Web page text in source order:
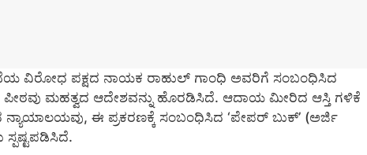
ವಿರೋಧ ಪಕ್ಷದ ನಾಯಕ ರಾಹುಲ್ ಗಾಂಧಿ ಅವರಿಗೆ ಸಂಬಂಧಿಸಿದ
ಮಹತ್ವದ ಆದೇಶವನ್ನು ಹೊರಡಿಸಿದೆ. ಆದಾಯ ಮೀರಿದ ಆಸ್ತಿ ಗಳಿಕೆ
ಈ ಪ್ರಕರಣಕ್ಕೆ ಸಂಬಂಧಿಸಿದ ‘ಪೇಪರ್ ಬುಕ್’ (ಅರ್ಜಿ
ಸ್ಪಷ್ಟಪಡಿಸಿದೆ.